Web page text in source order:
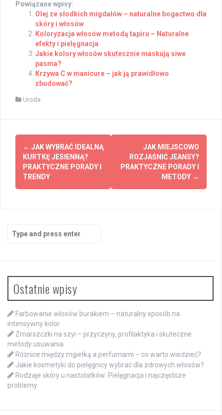
Powiązane wpisy:
Olej ze słodkich migdałów – naturalne bogactwo dla
skóry i włosów
Koloryzacja włosów metodą tapiru – Naturalne
efekty i pielęgnacja
Jakie kolory włosów skutecznie maskują siwe
pasma?
Krzywa C w manicure – jak ją prawidłowo
zbudować?
Uroda
Post
navigation
← JAK WYBRAĆ IDEALNĄ
KURTKĘ JESIENNĄ?
PRAKTYCZNE PORADY I
TRENDY
JAK MIEJSCOWO
ROZJAŚNIĆ JEANSY?
PRAKTYCZNE PORADY I
METODY →
for:
Ostatnie wpisy
Farbowanie włosów burakiem – naturalny sposób na
intensywny kolor
Zmarszczki na szyi – przyczyny, profilaktyka i skuteczne
metody usuwania
Różnice między mgiełką a perfumami – co warto wiedzieć?
Jakie kosmetyki do pielęgnicy wybrać dla zdrowych włosów?
Rodzaje skóry u nastolatków: Pielęgnacja i najczęstsze
problemy